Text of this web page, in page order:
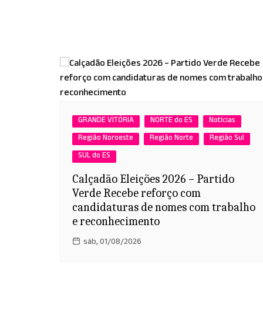
GRANDE VITÓRIA NORTE do ES
Notícias
Região Noroeste
Região Norte
Região Sul
SUL do ES
Calçadão Eleições 2026 – Partido
Verde Recebe reforço com
candidaturas de nomes com trabalho
e reconhecimento
sáb, 01/08/2026